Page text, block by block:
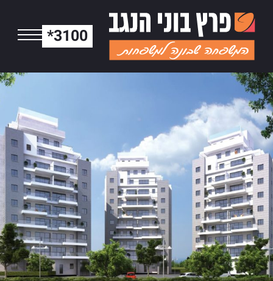
*3100
רחובות | לב הדרים 1 -